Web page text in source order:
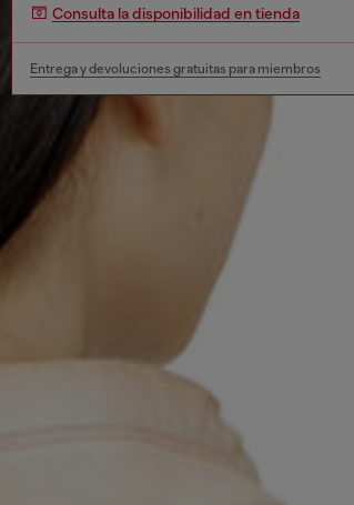
Consulta la disponibilidad en tienda
Entrega y devoluciones gratuitas para miembros